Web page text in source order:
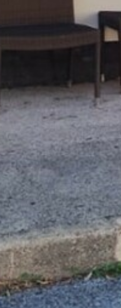
: L’IMPEGNO
!